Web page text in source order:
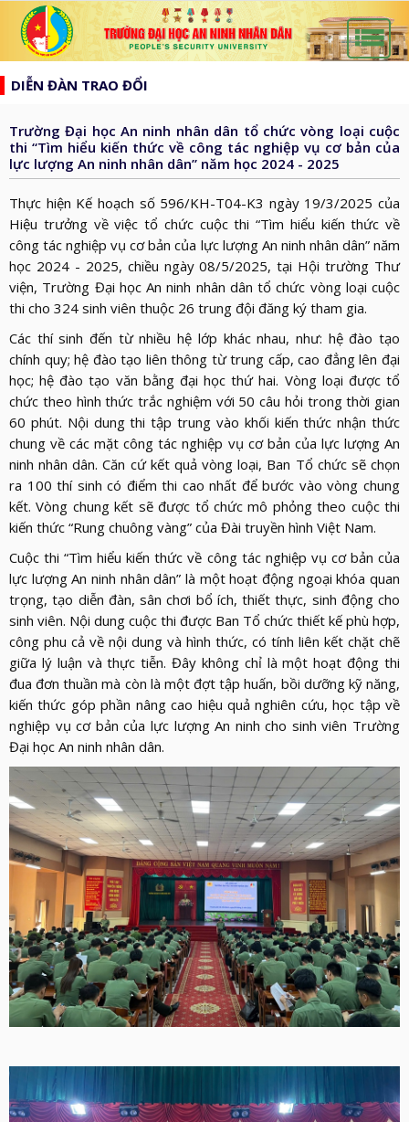
list
search
CHỦ
GIỚI
THIỆU
HƯỚNG
TỚI
BẦU
CỬ
QH
VÀ
HĐND
TẠP
CHÍ
AN
NINH
NHÂN
DÂN
TIN
TỨC
ĐÀO
TẠO
NGHIÊN
CỨU
KHOA
HỌC
XÂY
DỰNG
LỰC
LƯỢNG
THƯ
VIỆN
ẢNH
THƯ
VIỆN
VIDEO
LIÊN
HỆ
DIỄN ĐÀN TRAO ĐỔI
Trường Đại học An ninh nhân dân tổ chức vòng loại cuộc
thi “Tìm hiểu kiến thức về công tác nghiệp vụ cơ bản của
lực lượng An ninh nhân dân” năm học 2024 - 2025
Thực hiện Kế hoạch số 596/KH-T04-K3 ngày 19/3/2025 của
Hiệu trưởng về việc tổ chức cuộc thi “Tìm hiểu kiến thức về
công tác nghiệp vụ cơ bản của lực lượng An ninh nhân dân” năm
học 2024 - 2025, chiều ngày 08/5/2025, tại Hội trường Thư
viện, Trường Đại học An ninh nhân dân tổ chức vòng loại cuộc
thi cho 324 sinh viên thuộc 26 trung đội đăng ký tham gia.
Các thí sinh đến từ nhiều hệ lớp khác nhau, như: hệ đào tạo
chính quy; hệ đào tạo liên thông từ trung cấp, cao đẳng lên đại
học; hệ đào tạo văn bằng đại học thứ hai. Vòng loại được tổ
chức theo hình thức trắc nghiệm với 50 câu hỏi trong thời gian
60 phút. Nội dung thi tập trung vào khối kiến thức nhận thức
chung về các mặt công tác nghiệp vụ cơ bản của lực lượng An
ninh nhân dân. Căn cứ kết quả vòng loại, Ban Tổ chức sẽ chọn
ra 100 thí sinh có điểm thi cao nhất để bước vào vòng chung
kết. Vòng chung kết sẽ được tổ chức mô phỏng theo cuộc thi
kiến thức “Rung chuông vàng” của Đài truyền hình Việt Nam.
Cuộc thi “Tìm hiểu kiến thức về công tác nghiệp vụ cơ bản của
lực lượng An ninh nhân dân” là một hoạt động ngoại khóa quan
trọng, tạo diễn đàn, sân chơi bổ ích, thiết thực, sinh động cho
sinh viên. Nội dung cuộc thi được Ban Tổ chức thiết kế phù hợp,
công phu cả về nội dung và hình thức, có tính liên kết chặt chẽ
giữa lý luận và thực tiễn. Đây không chỉ là một hoạt động thi
đua đơn thuần mà còn là một đợt tập huấn, bồi dưỡng kỹ năng,
kiến thức góp phần nâng cao hiệu quả nghiên cứu, học tập về
nghiệp vụ cơ bản của lực lượng An ninh cho sinh viên Trường
Đại học An ninh nhân dân.